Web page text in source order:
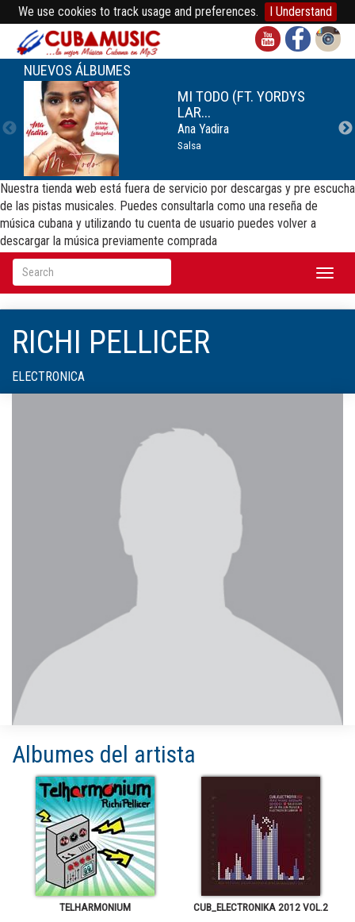
We use cookies to track usage and preferences. I Understand
NUEVOS ÁLBUMES
MI TODO (FT. YORDYS
LAR...
Ana Yadira
Salsa
Nuestra tienda web está fuera de servicio por descargas y pre escucha
de las pistas musicales. Puedes consultarla como una reseña de
música cubana y utilizando tu cuenta de usuario puedes volver a
descargar la música previamente comprada
RICHI PELLICER
ELECTRONICA
Albumes del artista
TELHARMONIUM
CUB_ELECTRONIKA 2012 VOL.2